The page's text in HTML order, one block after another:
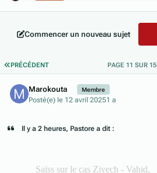
Commencer un nouveau sujet
PREMIÈRE PAGE
PRÉCÉDENT PAGE 11 SUR 15
Marokouta Membre
Posté(e) le 12 avril 20251 a
Il y a 2 heures, Pastore a dit :